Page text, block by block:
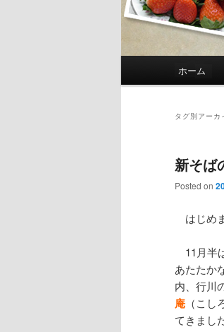
メイン
サブコ
ホーム
タグ別アーカ
新そば
Posted on
はじめ
11月半
あたたか
内、行川
庵 （こ
てきました